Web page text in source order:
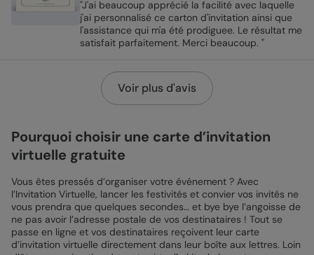
"J'ai beaucoup apprécié la facilité avec laquelle
j'ai personnalisé ce carton d'invitation ainsi que
l'assistance qui m'a été prodiguee. Le résultat me
satisfait parfaitement. Merci beaucoup. "
Voir plus d'avis
Pourquoi choisir une carte d’invitation
virtuelle gratuite
Vous êtes pressés d’organiser votre événement ? Avec
l’Invitation Virtuelle, lancer les festivités et convier vos invités ne
vous prendra que quelques secondes… et bye bye l’angoisse de
ne pas avoir l’adresse postale de vos destinataires ! Tout se
passe en ligne et vos destinataires reçoivent leur carte
d’invitation virtuelle directement dans leur boîte aux lettres. Loin